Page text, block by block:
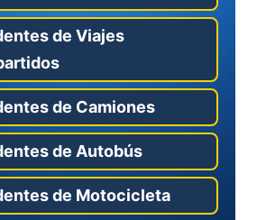
de Viajes
de Camiones
de Autobús
de Motocicleta